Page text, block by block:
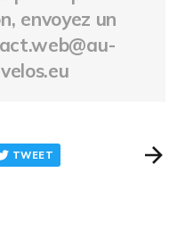
envoyez un
TWEET